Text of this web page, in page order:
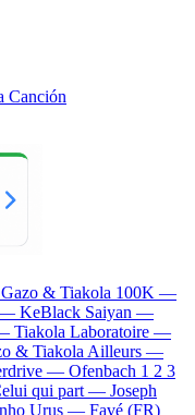
Canción
Gazo & Tiakola 100K —
— KeBlack Saiyan —
Tiakola Laboratoire —
& Tiakola Ailleurs —
— Ofenbach 1 2 3
qui part — Joseph
Urus — Favé (FR)